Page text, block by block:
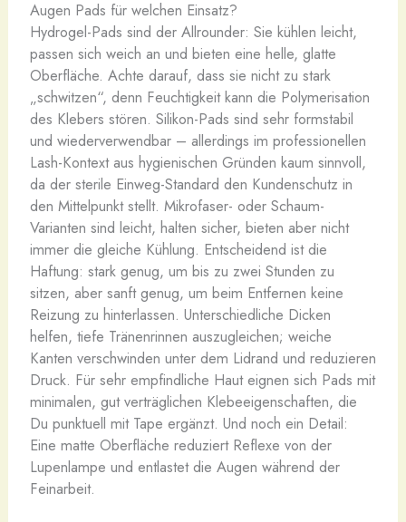
Augen Pads für welchen Einsatz?
Hydrogel-Pads sind der Allrounder: Sie kühlen leicht,
passen sich weich an und bieten eine helle, glatte
Oberfläche. Achte darauf, dass sie nicht zu stark
„schwitzen“, denn Feuchtigkeit kann die Polymerisation
des Klebers stören. Silikon-Pads sind sehr formstabil
und wiederverwendbar – allerdings im professionellen
Lash-Kontext aus hygienischen Gründen kaum sinnvoll,
da der sterile Einweg-Standard den Kundenschutz in
den Mittelpunkt stellt. Mikrofaser- oder Schaum-
Varianten sind leicht, halten sicher, bieten aber nicht
immer die gleiche Kühlung. Entscheidend ist die
Haftung: stark genug, um bis zu zwei Stunden zu
sitzen, aber sanft genug, um beim Entfernen keine
Reizung zu hinterlassen. Unterschiedliche Dicken
helfen, tiefe Tränenrinnen auszugleichen; weiche
Kanten verschwinden unter dem Lidrand und reduzieren
Druck. Für sehr empfindliche Haut eignen sich Pads mit
minimalen, gut verträglichen Klebeeigenschaften, die
Du punktuell mit Tape ergänzt. Und noch ein Detail:
Eine matte Oberfläche reduziert Reflexe von der
Lupenlampe und entlastet die Augen während der
Feinarbeit.